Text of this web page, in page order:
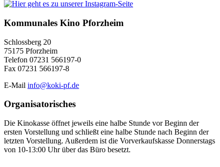
Kommunales Kino Pforzheim
Schlossberg 20
75175 Pforzheim
Telefon 07231 566197-0
Fax 07231 566197-8
E-Mail info@koki-pf.de
Organisatorisches
Die Kinokasse öffnet jeweils eine halbe Stunde vor Beginn der
ersten Vorstellung und schließt eine halbe Stunde nach Beginn der
letzten Vorstellung. Außerdem ist die Vorverkaufskasse Donnerstags
von 10-13:00 Uhr über das Büro besetzt.